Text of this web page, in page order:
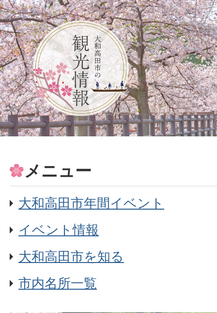
メニュー
大和高田市年間イベント
イベント情報
大和高田市を知る
市内名所一覧